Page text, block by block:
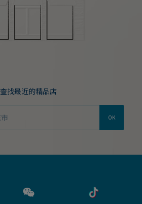
查找最近的精品店
OK